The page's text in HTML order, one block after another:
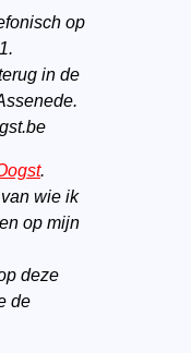
op
in de
.
wie ik
op mijn
deze
de